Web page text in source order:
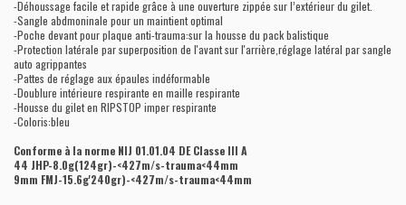
-Déhoussage facile et rapide grâce à une ouverture zippée sur l’extérieur du gilet.
-Sangle abdmoninale pour un maintient optimal
-Poche devant pour plaque anti-trauma:sur la housse du pack balistique
-Protection latérale par superposition de l'avant sur l'arrière,réglage latéral par sangle
auto agrippantes
-Pattes de réglage aux épaules indéformable
-Doublure intérieure respirante en maille respirante
-Housse du gilet en RIPSTOP imper respirante
-Coloris:bleu
Conforme à la norme NIJ 01.01.04 DE Classe III A
44 JHP-8.0g(124gr)-<427m/s-trauma<44mm
9mm FMJ-15.6g'240gr)-<427m/s-trauma<44mm